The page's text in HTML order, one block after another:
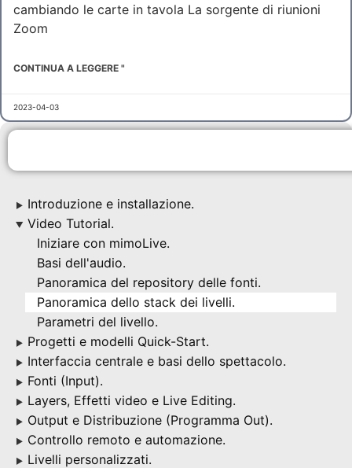
▶ Introduzione e installazione.
▶
Video Tutorial.
Iniziare con mimoLive.
Basi dell'audio.
Panoramica del repository delle fonti.
Panoramica dello stack dei livelli.
Parametri del livello.
▶ Progetti e modelli Quick-Start.
▶ Interfaccia centrale e basi dello spettacolo.
▶ Fonti (Input).
▶ Layers, Effetti video e Live Editing.
▶ Output e Distribuzione (Programma Out).
▶ Controllo remoto e automazione.
▶ Livelli personalizzati.
cambiando le carte in tavola La sorgente di riunioni
Zoom
CONTINUA A LEGGERE "
2023-04-03